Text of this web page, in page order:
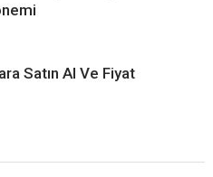
Satın Al Ve Fiyat